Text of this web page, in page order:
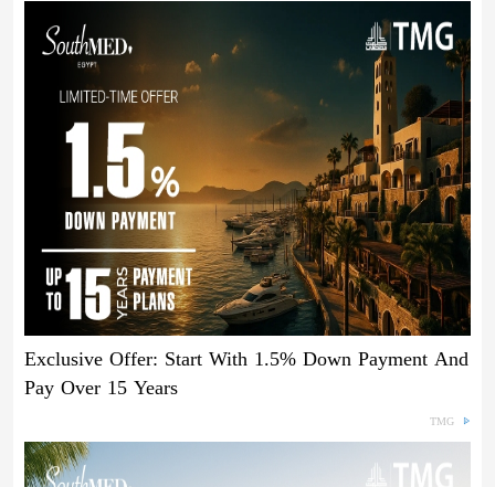
Exclusive Offer: Start With 1.5% Down Payment And
Pay Over 15 Years
TMG